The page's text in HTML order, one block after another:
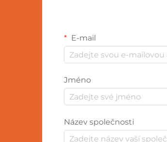
E-mail
Jméno
Název společnosti